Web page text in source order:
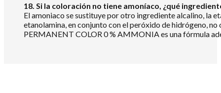
18. Si la coloración no tiene amoníaco, ¿qué
El amoniaco se sustituye por otro ingrediente alcalino, la
etanolamina, en conjunto con el peróxido de hidrógeno,
PERMANENT COLOR 0 % AMMONIA es una fórmula